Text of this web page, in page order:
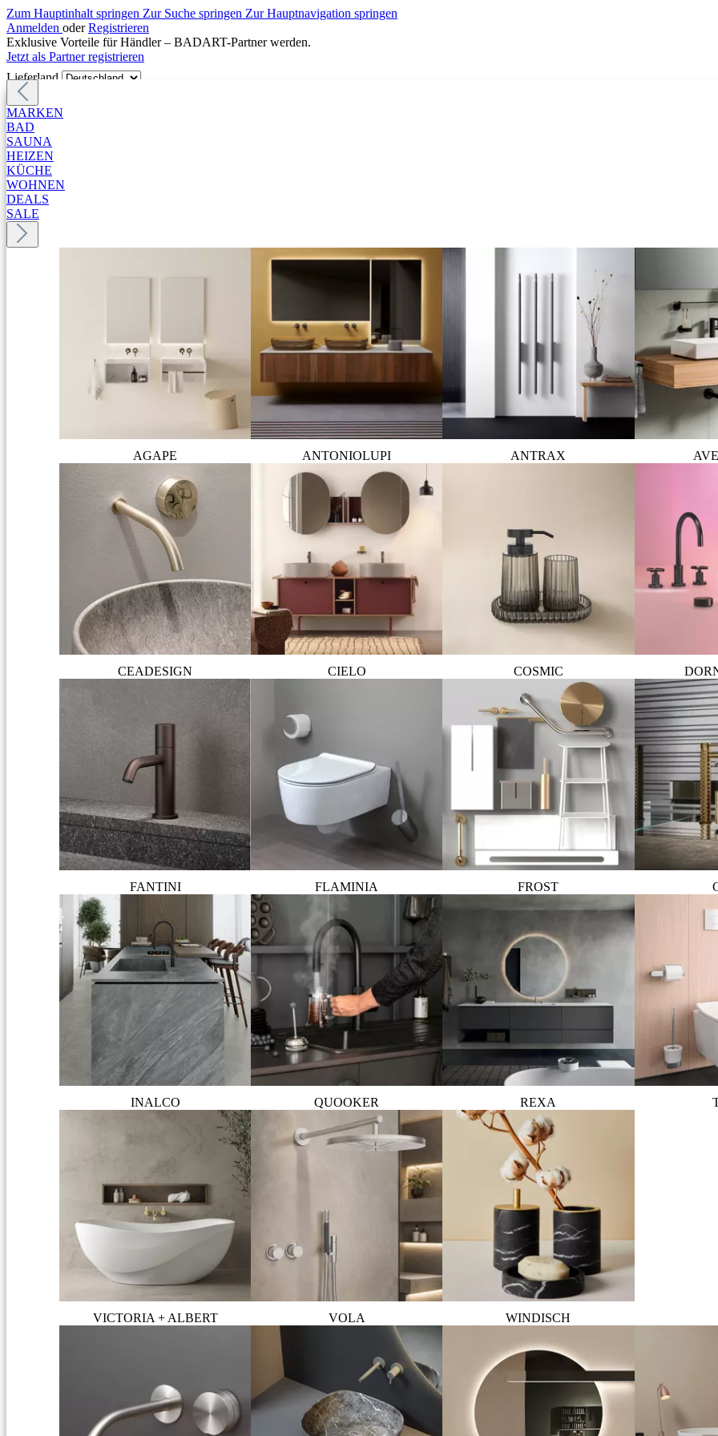
Zum Hauptinhalt springen Zur Suche springen Zur Hauptnavigation springen
Anmelden oder Registrieren
Exklusive Vorteile für Händler – BADART-Partner werden.
Jetzt als Partner registrieren
Lieferland
MARKEN
BAD
SAUNA
HEIZEN
KÜCHE
WOHNEN
DEALS
SALE
AGAPE ANTONIOLUPI ANTRAX
CEADESIGN CIELO COSMIC
FANTINI FLAMINIA FROST
INALCO QUOOKER REXA
VICTORIA + ALBERT VOLA WINDISCH